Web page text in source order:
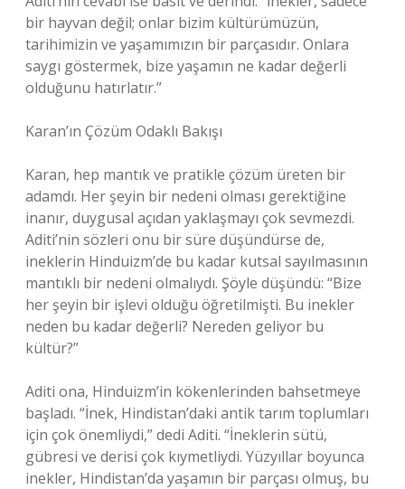
bir hayvan değil; onlar bizim kültürümüzün,
tarihimizin ve yaşamımızın bir parçasıdır. Onlara
saygı göstermek, bize yaşamın ne kadar değerli
olduğunu hatırlatır.”
Karan’ın Çözüm Odaklı Bakışı
Karan, hep mantık ve pratikle çözüm üreten bir
adamdı. Her şeyin bir nedeni olması gerektiğine
inanır, duygusal açıdan yaklaşmayı çok sevmezdi.
Aditi’nin sözleri onu bir süre düşündürse de,
ineklerin Hinduizm’de bu kadar kutsal sayılmasının
mantıklı bir nedeni olmalıydı. Şöyle düşündü: “Bize
her şeyin bir işlevi olduğu öğretilmişti. Bu inekler
neden bu kadar değerli? Nereden geliyor bu
kültür?”
Aditi ona, Hinduizm’in kökenlerinden bahsetmeye
başladı. “İnek, Hindistan’daki antik tarım toplumları
için çok önemliydi,” dedi Aditi. “İneklerin sütü,
gübresi ve derisi çok kıymetliydi. Yüzyıllar boyunca
inekler, Hindistan’da yaşamın bir parçası olmuş, bu